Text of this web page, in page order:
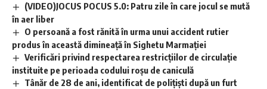
(VIDEO)JOCUS POCUS 5.0: Patru zile în care jocul se mută
în aer liber
O persoană a fost rănită în urma unui accident rutier
produs în această dimineață în Sighetu Marmației
Verificări privind respectarea restricțiilor de circulație
instituite pe perioada codului roșu de caniculă
Tânăr de 28 de ani, identificat de polițiști după un furt